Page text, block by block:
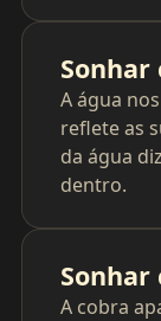
Sonhar
A água
reflete as
da água
dentro.
Sonhar
A cobra